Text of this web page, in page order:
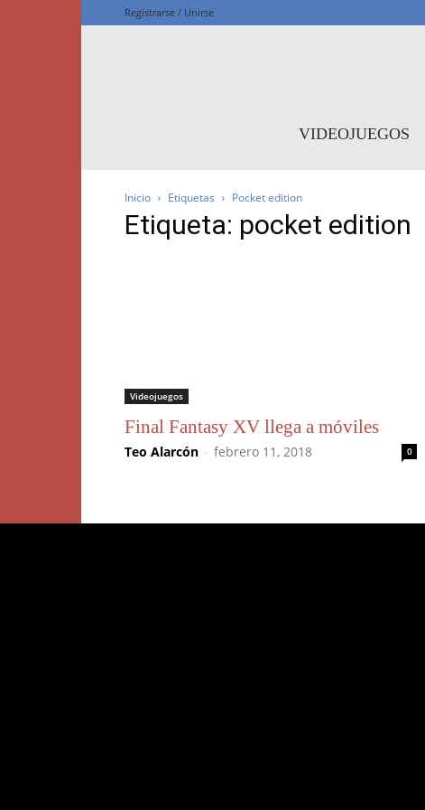
Registrarse / Unirse
VIDEOJUEGOS
Inicio Etiquetas Pocket edition
Etiqueta: pocket edition
Videojuegos
Final Fantasy XV llega a móviles
Teo Alarcón - febrero 11, 2018 0